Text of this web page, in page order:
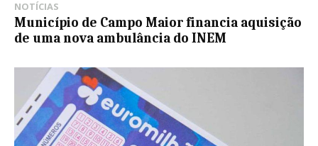
NOTÍCIAS
Município de Campo Maior financia aquisição
de uma nova ambulância do INEM